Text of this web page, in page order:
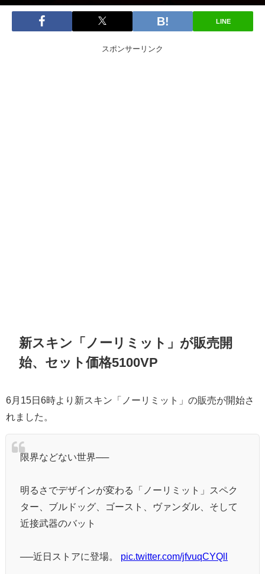
LINE
スポンサーリンク
新スキン「ノーリミット」が販売開
始、セット価格5100VP
6月15日6時より新スキン「ノーリミット」の販売が開始さ
れました。
限界などない世界──
明るさでデザインが変わる「ノーリミット」スペク
ター、ブルドッグ、ゴースト、ヴァンダル、そして
近接武器のバット
──近日ストアに登場。 pic.twitter.com/jfvuqCYQll